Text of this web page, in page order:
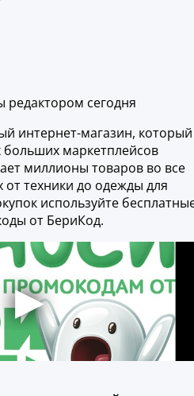
сегодня
интернет-магазин, который
маркетплейсов
миллионы товаров во все
техники до одежды для
используйте
от БериКод.